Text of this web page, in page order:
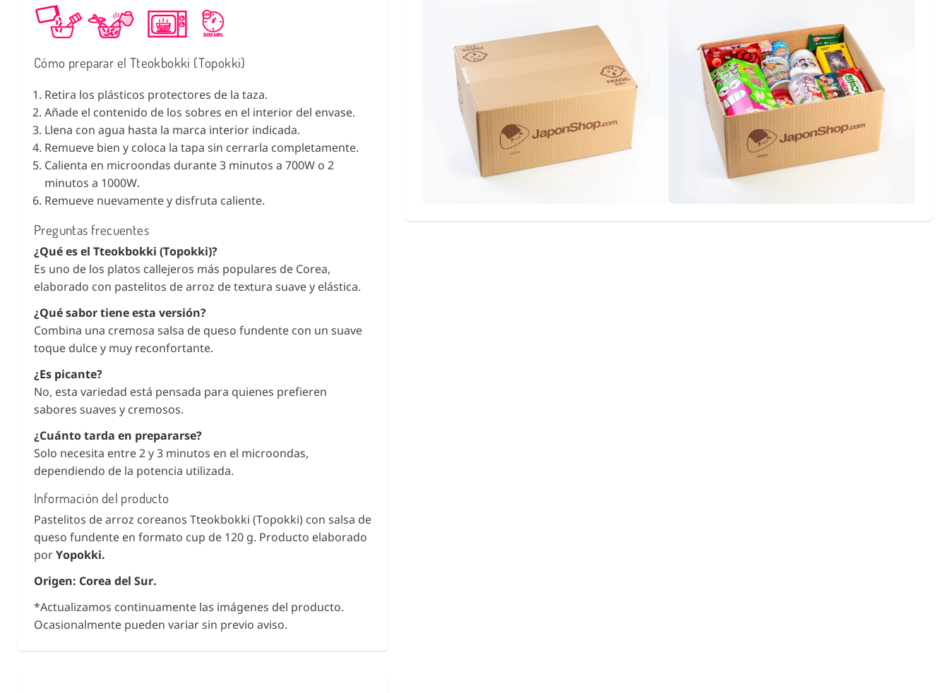
Cómo preparar el Tteokbokki (Topokki)
Retira los plásticos protectores de la taza.
Añade el contenido de los sobres en el interior del envase.
Llena con agua hasta la marca interior indicada.
Remueve bien y coloca la tapa sin cerrarla completamente.
Calienta en microondas durante 3 minutos a 700W o 2
minutos a 1000W.
Remueve nuevamente y disfruta caliente.
Preguntas frecuentes
¿Qué es el Tteokbokki (Topokki)?
Es uno de los platos callejeros más populares de Corea,
elaborado con pastelitos de arroz de textura suave y elástica.
¿Qué sabor tiene esta versión?
Combina una cremosa salsa de queso fundente con un suave
toque dulce y muy reconfortante.
¿Es picante?
No, esta variedad está pensada para quienes prefieren
sabores suaves y cremosos.
¿Cuánto tarda en prepararse?
Solo necesita entre 2 y 3 minutos en el microondas,
dependiendo de la potencia utilizada.
Información del producto
Pastelitos de arroz coreanos Tteokbokki (Topokki) con salsa de
queso fundente en formato cup de 120 g. Producto elaborado
porYopokki.
Origen: Corea del Sur.
*Actualizamos continuamente las imágenes del producto.
Ocasionalmente pueden variar sin previo aviso.